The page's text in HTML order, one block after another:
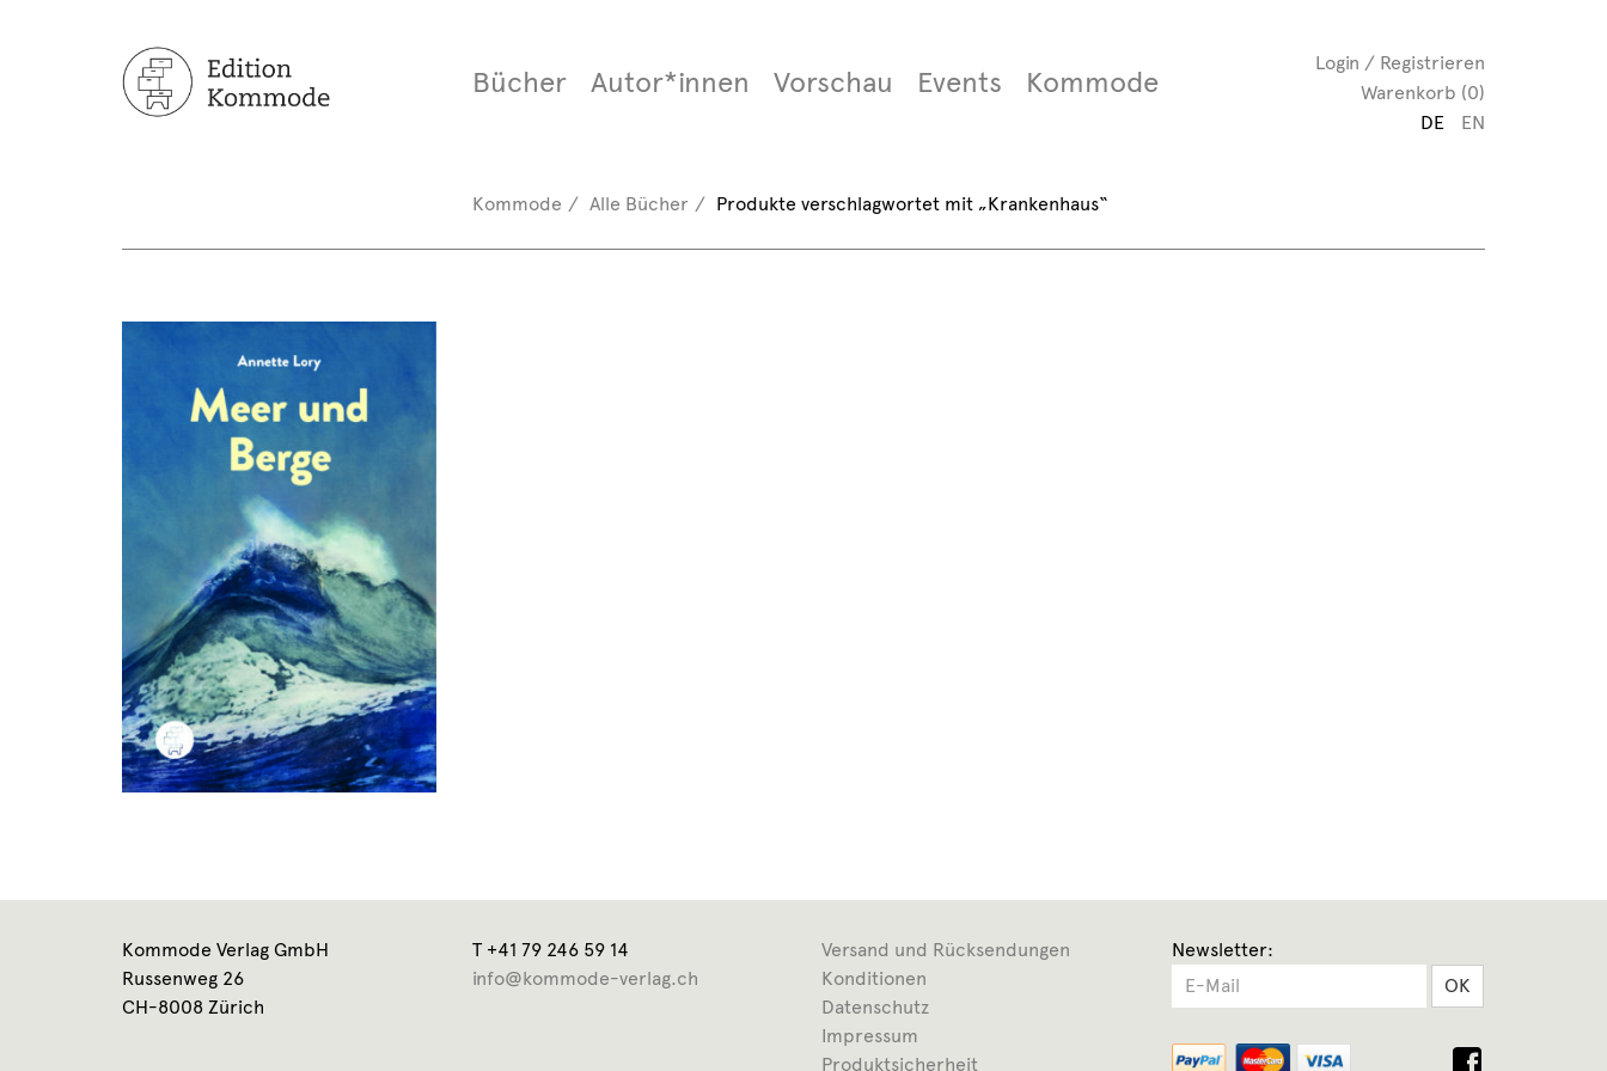
Bücher Autor*innen Vorschau Events Kommode
Login / Registrieren
Warenkorb (0)
DE
EN
Kommode Alle Bücher Produkte verschlagwortet mit „Krankenhaus“
Kommode Verlag GmbH
Russenweg 26
CH-8008 Zürich
T +41 79 246 59 14
info@kommode-verlag.ch
Versand und Rücksendungen
Konditionen
Datenschutz
Impressum
Produktsicherheit
Newsletter:
OK